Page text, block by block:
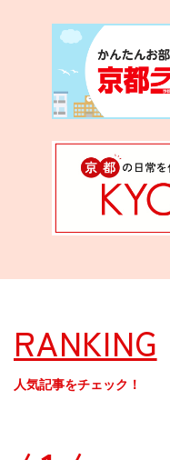
RANKING
人気記事をチェック！